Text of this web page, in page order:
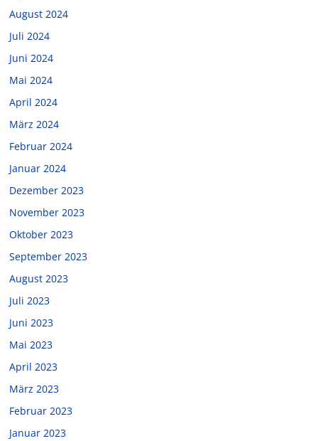
August 2024
Juli 2024
Juni 2024
Mai 2024
April 2024
März 2024
Februar 2024
Januar 2024
Dezember 2023
November 2023
Oktober 2023
September 2023
August 2023
Juli 2023
Juni 2023
Mai 2023
April 2023
März 2023
Februar 2023
Januar 2023